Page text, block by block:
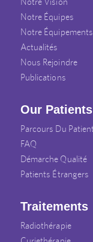
Notre Équipes
Notre Équipements
Actualités
Nous Rejoindre
Publications
Our Patients
Parcours Du Patient
FAQ
Démarche Qualité
Patients Étrangers
Traitements
Radiothérapie